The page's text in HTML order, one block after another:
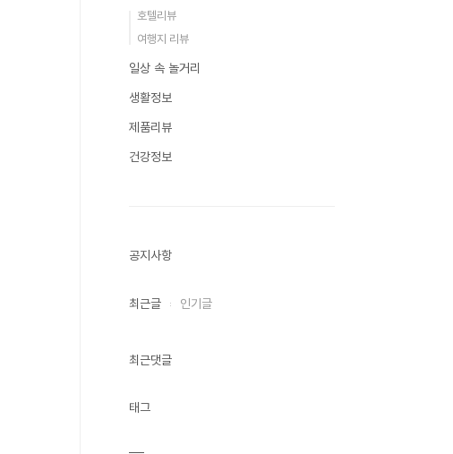
호텔리뷰
여행지 리뷰
일상 속 놀거리
생활정보
제품리뷰
건강정보
공지사항
최근글 인기글
최근댓글
태그